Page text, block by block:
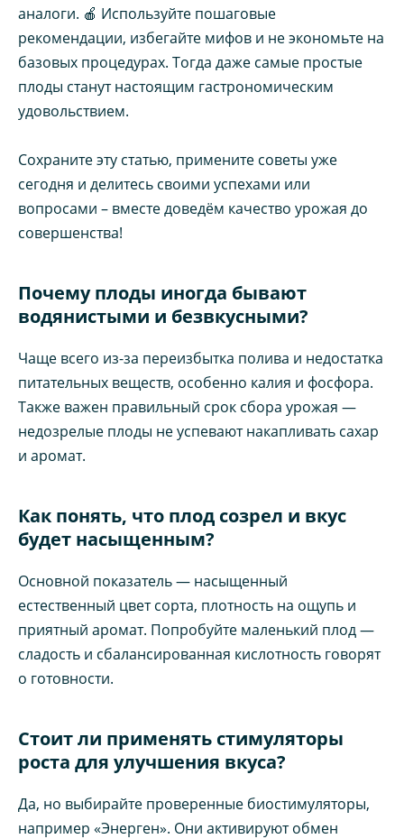
аналоги. 🍎 Используйте пошаговые
рекомендации, избегайте мифов и не экономьте на
базовых процедурах. Тогда даже самые простые
плоды станут настоящим гастрономическим
удовольствием.
Сохраните эту статью, примените советы уже
сегодня и делитесь своими успехами или
вопросами – вместе доведём качество урожая до
совершенства!
Почему плоды иногда бывают
водянистыми и безвкусными?
Чаще всего из-за переизбытка полива и недостатка
питательных веществ, особенно калия и фосфора.
Также важен правильный срок сбора урожая —
недозрелые плоды не успевают накапливать сахар
и аромат.
Как понять, что плод созрел и вкус
будет насыщенным?
Основной показатель — насыщенный
естественный цвет сорта, плотность на ощупь и
приятный аромат. Попробуйте маленький плод —
сладость и сбалансированная кислотность говорят
о готовности.
Стоит ли применять стимуляторы
роста для улучшения вкуса?
Да, но выбирайте проверенные биостимуляторы,
например «Энерген». Они активируют обмен